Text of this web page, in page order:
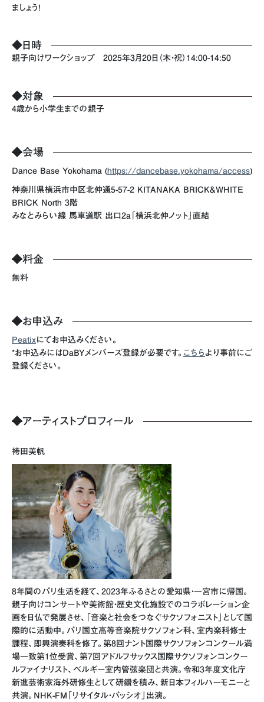
ましょう！
◆日時
親子向けワークショップ 2025年3月20日（木・祝）14:00-14:50
◆対象
4歳から小学生までの親子
◆会場
Dance Base Yokohama (https://dancebase.yokohama/access)
神奈川県横浜市中区北仲通5-57-2 KITANAKA BRICK&WHITE
BRICK North 3階
みなとみらい線 馬車道駅 出口2a「横浜北仲ノット」直結
◆料金
無料
◆お申込み
Peatixにてお申込みください。
*お申込みにはDaBYメンバーズ登録が必要です。 こちらより事前にご
登録ください。
◆アーティストプロフィール
袴田美帆
8年間のパリ生活を経て、2023年ふるさとの愛知県・一宮市に帰国。
親子向けコンサートや美術館・歴史文化施設でのコラボレーション企
画を日仏で発展させ、「音楽と社会をつなぐサクソフォニスト」として国
際的に活動中。パリ国立高等音楽院サクソフォン科、室内楽科修士
課程、即興演奏科を修了。第8回ナント国際サクソフォンコンクール満
場一致第1位受賞、第7回アドルフサックス国際サクソフォンコンクー
ルファイナリスト、ベルギー室内管弦楽団と共演。令和3年度文化庁
新進芸術家海外研修生として研鑽を積み、新日本フィルハーモニーと
共演。NHK-FM「リサイタル・パッシオ」出演。